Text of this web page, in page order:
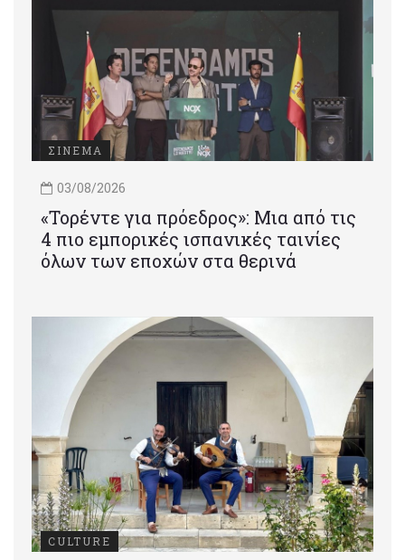
ΣΙΝΕΜΑ
03/08/2026
«Τορέντε για πρόεδρος»: Mια από τις
4 πιο εμπορικές ισπανικές ταινίες
όλων των εποχών στα θερινά
CULTURE